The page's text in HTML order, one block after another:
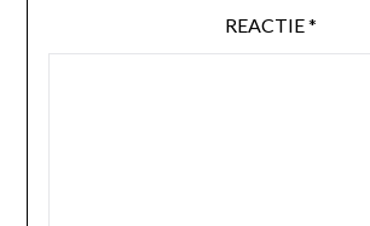
REACTIE*